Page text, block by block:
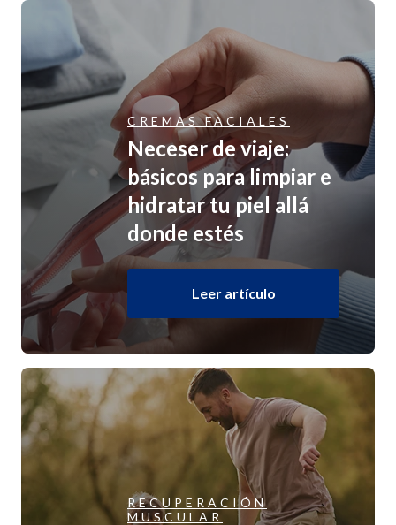
CREMAS FACIALES
Neceser de viaje:
básicos para limpiar e
hidratar tu piel allá
donde estés
Leer artículo
RECUPERACIÓN
MUSCULAR